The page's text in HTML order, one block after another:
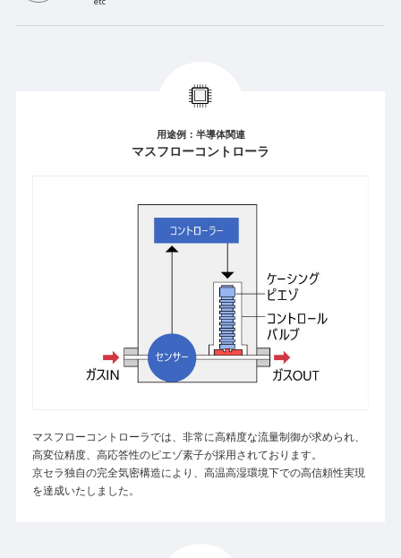
用途例：半導体関連
マスフローコントローラ
マスフローコントローラでは、非常に高精度な流量制御が求められ、
高変位精度、高応答性のピエゾ素子が採用されております。
京セラ独自の完全気密構造により、高温高湿環境下での高信頼性実現
を達成いたしました。